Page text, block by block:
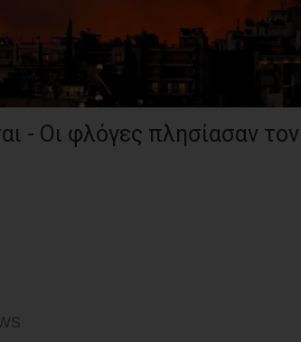
- Οι φλόγες πλησίασαν τον